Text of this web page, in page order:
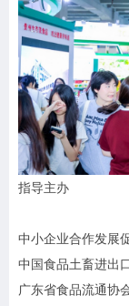
指导主办
中小企业合作发
中国食品土畜进
广东省食品流通